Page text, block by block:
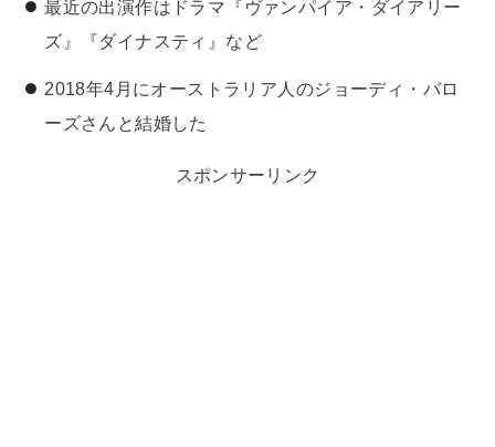
最近の出演作はドラマ『ヴァンパイア・ダイアリー
ズ』『ダイナスティ』など
2018年4月にオーストラリア人のジョーディ・バロ
ーズさんと結婚した
スポンサーリンク